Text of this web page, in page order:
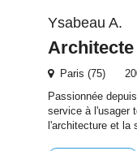
Ysabeau A.
Paris (75)
Passionnée
service à l'usager
l'architecture et la